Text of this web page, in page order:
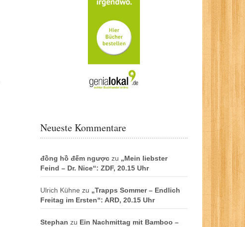
Neueste Kommentare
đồng hồ đếm ngược zu „Mein liebster
Feind – Dr. Nice“: ZDF, 20.15 Uhr
Ulrich Kühne zu „Trapps Sommer – Endlich
Freitag im Ersten“: ARD, 20.15 Uhr
Stephan zu Ein Nachmittag mit Bamboo –